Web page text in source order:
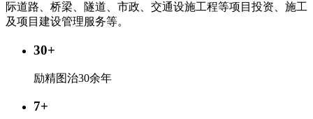
际道路、桥梁、隧道、市政、交通设施工程等项目投资、施工
及项目建设管理服务等。
30+
励精图治30余年
7+